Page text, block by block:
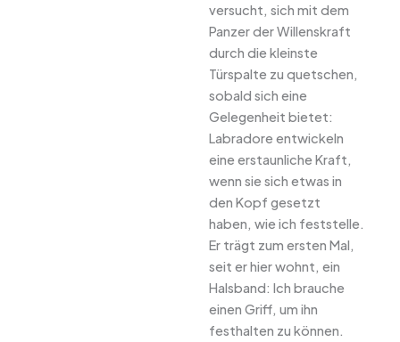
versucht, sich mit dem
Panzer der Willenskraft
durch die kleinste
Türspalte zu quetschen,
sobald sich eine
Gelegenheit bietet:
Labradore entwickeln
eine erstaunliche Kraft,
wenn sie sich etwas in
den Kopf gesetzt
haben, wie ich feststelle.
Er trägt zum ersten Mal,
seit er hier wohnt, ein
Halsband: Ich brauche
einen Griff, um ihn
festhalten zu können.